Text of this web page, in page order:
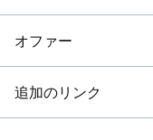
オファー
追加のリンク